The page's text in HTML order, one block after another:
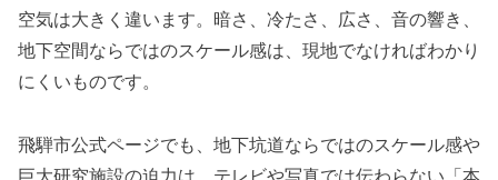
空気は大きく違います。暗さ、冷たさ、広さ、音の響き、
地下空間ならではのスケール感は、現地でなければわかり
にくいものです。
飛騨市公式ページでも、地下坑道ならではのスケール感や
巨大研究施設の迫力は、テレビや写真では伝わらない「本